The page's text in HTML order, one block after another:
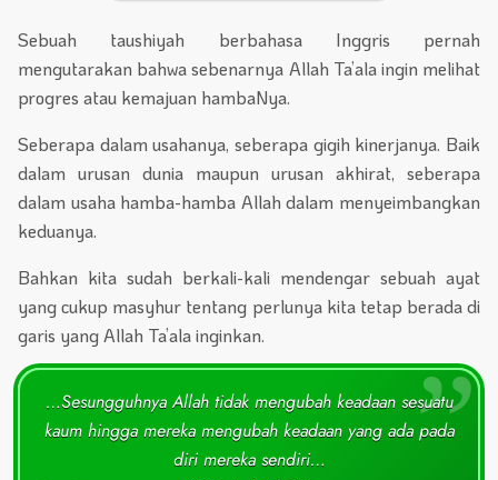
Sebuah taushiyah berbahasa Inggris pernah
mengutarakan bahwa sebenarnya Allah Ta’ala ingin melihat
progres atau kemajuan hambaNya.
Seberapa dalam usahanya, seberapa gigih kinerjanya. Baik
dalam urusan dunia maupun urusan akhirat, seberapa
dalam usaha hamba-hamba Allah dalam menyeimbangkan
keduanya.
Bahkan kita sudah berkali-kali mendengar sebuah ayat
yang cukup masyhur tentang perlunya kita tetap berada di
garis yang Allah Ta’ala inginkan.
…Sesungguhnya Allah tidak mengubah keadaan sesuatu
kaum hingga mereka mengubah keadaan yang ada pada
diri mereka sendiri…